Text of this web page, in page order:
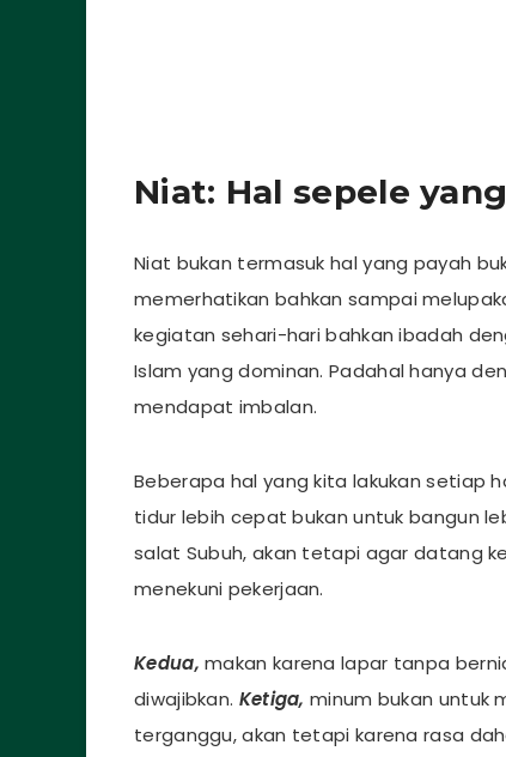
Niat: Hal sepele
Niat bukan termasuk hal yang payah
memerhatikan bahkan sampai
kegiatan sehari-hari bahkan ibadah
Islam yang dominan. Padahal hanya
mendapat imbalan.
Beberapa hal yang kita lakukan setiap
tidur lebih cepat bukan untuk bangun
salat Subuh, akan tetapi agar datang
menekuni pekerjaan.
Kedua,makan karena lapar tanpa
diwajibkan. Ketiga,minum bukan untuk
terganggu, akan tetapi karena rasa